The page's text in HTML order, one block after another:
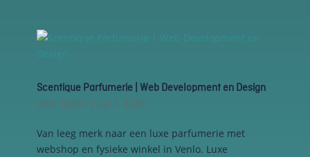
Scentique Parfumerie | Web Development en Design
door Dylan | jul 1, 2024
Van leeg merk naar een luxe parfumerie met
webshop en fysieke winkel in Venlo. Luxe